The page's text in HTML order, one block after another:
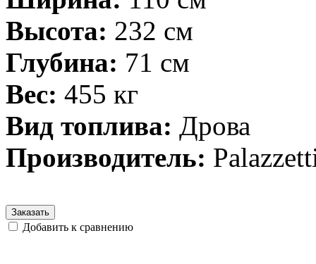
Высота: 232 см
Глубина: 71 см
Вес: 455 кг
Вид топлива: Дрова
Производитель:
Заказать
Добавить к сравнению